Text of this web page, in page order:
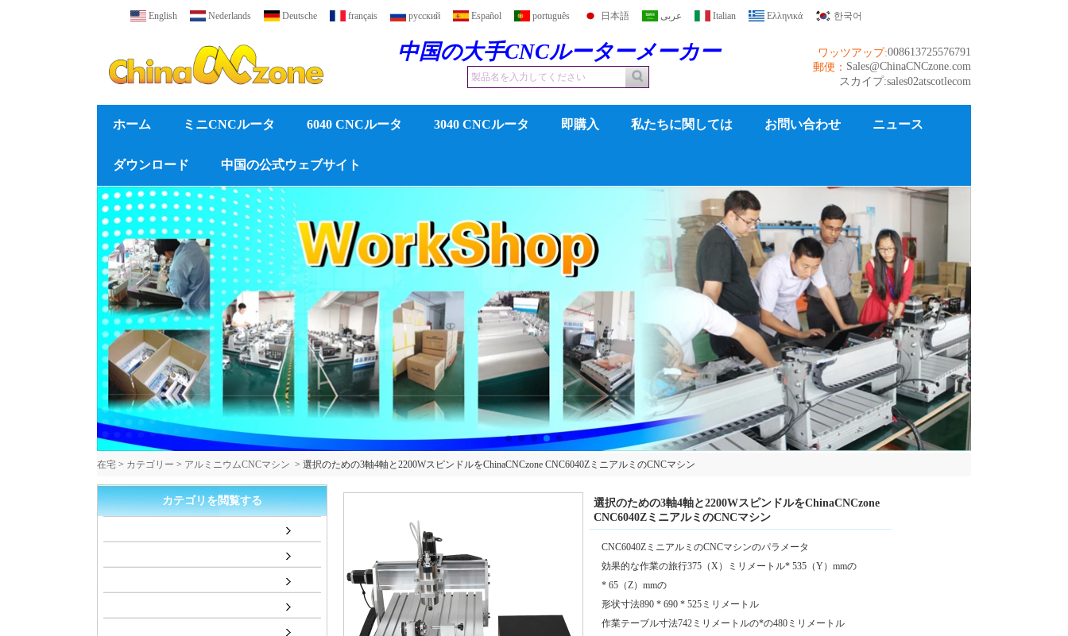
English Nederlands Deutsche français русский Español português 日本語 عربى Italian Ελληνικά 한국어
中国の大手CNCルーターメーカー 008613725576791
ワッツアップ:
Sales@ChinaCNCzone.com
郵便：
スカイプ:sales02atscotlecom
ホーム ミニCNCルータ 6040 CNCルータ 3040 CNCルータ 即購入 私たちに関しては お問い合わせ ニュース
ダウンロード 中国の公式ウェブサイト
在宅 > カテゴリー > アルミニウムCNCマシン > 選択のための3軸4軸と2200WスピンドルをChinaCNCzone CNC6040ZミニアルミのCNCマシン
カテゴリを閲覧する
選択のための3軸4軸と2200WスピンドルをChinaCNCzone
CNC6040ZミニアルミのCNCマシン
CNC6040ZミニアルミのCNCマシンのパラメータ
効果的な作業の旅行375（X）ミリメートル* 535（Y）mmの
* 65（Z）mmの
形状寸法890 * 690 * 525ミリメートル
作業テーブル寸法742ミリメートルの*の480ミリメートル